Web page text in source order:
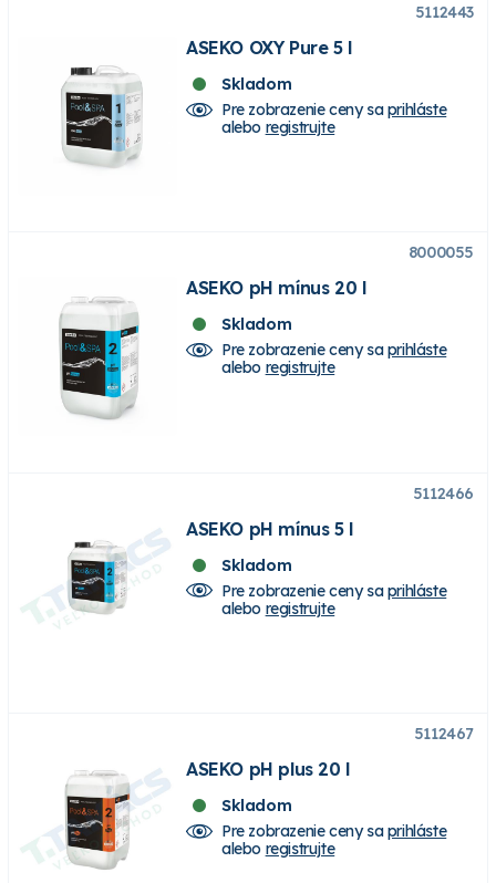
5112443
ASEKO OXY Pure 5 l
Skladom
Pre zobrazenie ceny saprihláste
alebo registrujte
8000055
ASEKO pH mínus 20 l
Skladom
Pre zobrazenie ceny saprihláste
alebo registrujte
5112466
ASEKO pH mínus 5 l
Skladom
Pre zobrazenie ceny saprihláste
alebo registrujte
5112467
ASEKO pH plus 20 l
Skladom
Pre zobrazenie ceny saprihláste
alebo registrujte